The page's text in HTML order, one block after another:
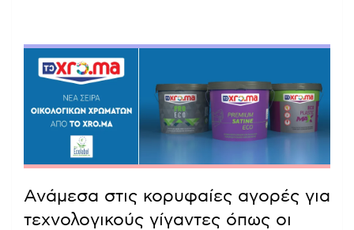
Ανάμεσα στις κορυφαίες αγορές για
τεχνολογικούς γίγαντες όπως οι